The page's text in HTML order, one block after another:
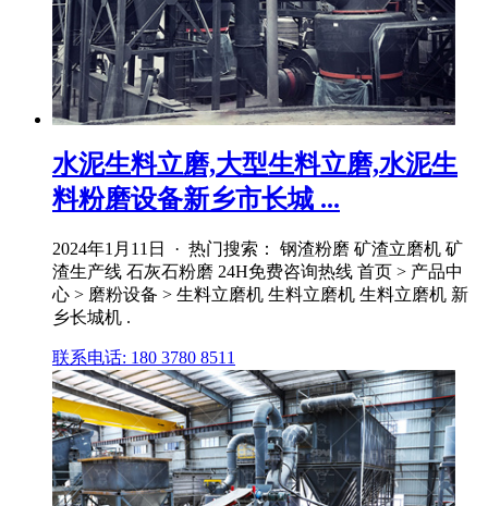
水泥生料立磨,大型生料立磨,水泥生
料粉磨设备新乡市长城 ...
2024年1月11日 · 热门搜索： 钢渣粉磨 矿渣立磨机 矿
渣生产线 石灰石粉磨 24H免费咨询热线 首页 > 产品中
心 > 磨粉设备 > 生料立磨机 生料立磨机 生料立磨机 新
乡长城机 .
联系电话: 180 3780 8511